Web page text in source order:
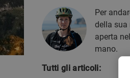
Per
della sua
aperta
mano.
Tutti gli articoli: